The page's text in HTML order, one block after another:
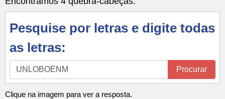
Pesquise por letras e digite todas
as letras:
Pesquise
por
letras
Procurar
Clique na imagem para ver a resposta.